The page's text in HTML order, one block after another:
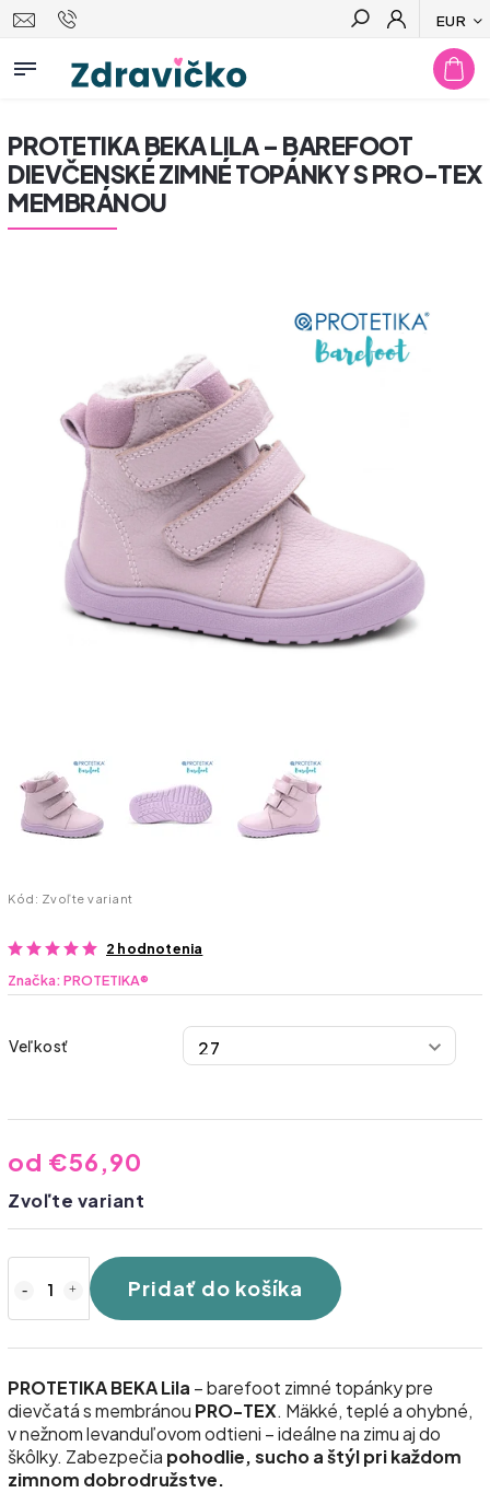
EUR
Hľadať
PROTETIKA BEKA LILA – BAREFOOT
DIEVČENSKÉ ZIMNÉ TOPÁNKY S PRO-TEX
MEMBRÁNOU
Kód: Zvoľte variant
2 hodnotenia
Značka:PROTETIKA®
Veľkosť
od €56,90
Zvoľte variant
Pridať do košíka
PROTETIKA BEKA Lila – barefoot zimné topánky pre
dievčatá s membránou PRO-TEX. Mäkké, teplé a ohybné,
v nežnom levanduľovom odtieni – ideálne na zimu aj do
škôlky. Zabezpečia pohodlie, sucho a štýl pri každom
zimnom dobrodružstve.